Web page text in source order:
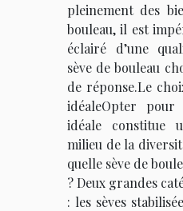
pleinement des
bouleau, il est
éclairé d’une
sève de bouleau
de réponse.Le
idéaleOpter pour
idéale constitue
milieu de la
quelle sève de
? Deux grandes
: les sèves